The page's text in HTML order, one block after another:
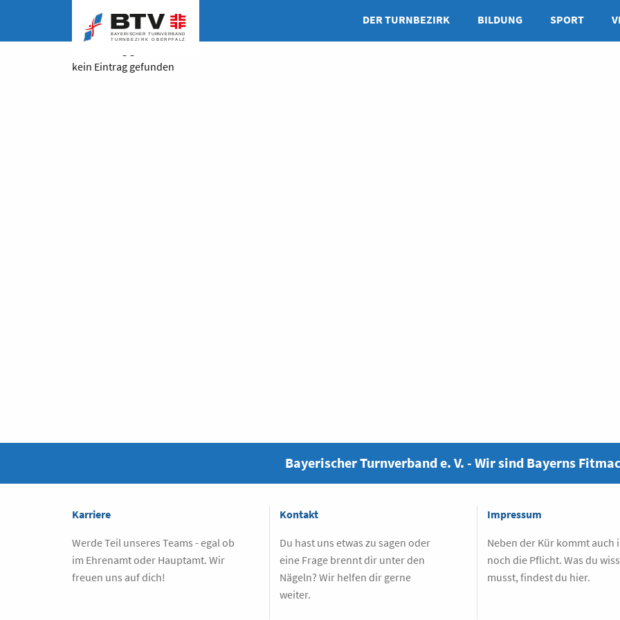
DER TURNBEZIRK BILDUNG SPORT
kein Eintrag gefunden
Bayerischer Turnverband e. V. - Wir sind Bayerns
Karriere
Werde Teil unseres Teams - egal ob
im Ehrenamt oder Hauptamt. Wir
freuen uns auf dich!
Kontakt
Du hast uns etwas zu sagen oder
eine Frage brennt dir unter den
Nägeln? Wir helfen dir gerne
weiter.
Impressum
Neben der Kür kommt auch
noch die Pflicht. Was du
musst, findest du hier.